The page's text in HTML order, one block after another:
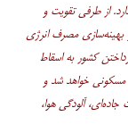
از طرفی تقویت و
بهینه‌سازی مصرف انرژی
کشور به اسقاط
مسکونی خواهد شد و
جاده‌ای، آلودگی هوا،